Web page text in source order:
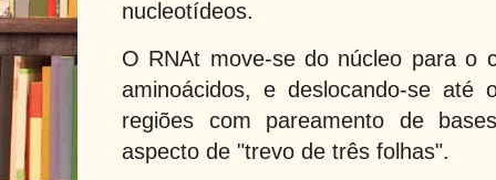
nucleotídeos.
O RNAt move-se do núcleo para o
aminoácidos, e deslocando-se até
regiões com pareamento de
aspecto de "trevo de três folhas".